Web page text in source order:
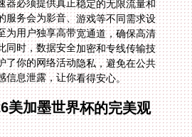
信息泄露，让你看得安心。
美加墨世界杯的完美观